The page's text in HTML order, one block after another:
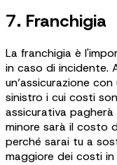
7. Franchigia
La franchigia è
in caso di incidente.
un’assicurazione
sinistro i cui costi
assicurativa
minore sarà il costo
perché sarai tu a
maggiore dei costi